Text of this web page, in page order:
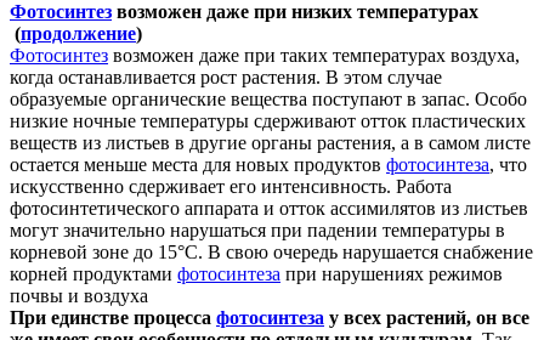
Фотосинтез возможен даже при низких температурах
(продолжение)
Фотосинтез возможен даже при таких температурах воздуха,
когда останавливается рост растения. В этом случае
образуемые органические вещества поступают в запас. Особо
низкие ночные температуры сдерживают отток пластических
веществ из листьев в другие органы растения, а в самом листе
остается меньше места для новых продуктов фотосинтеза, что
искусственно сдерживает его интенсивность. Работа
фотосинтетического аппарата и отток ассимилятов из листьев
могут значительно нарушаться при падении температуры в
корневой зоне до 15°C. В свою очередь нарушается снабжение
корней продуктами фотосинтеза при нарушениях режимов
почвы и воздуха
При единстве процесса фотосинтеза у всех растений, он все